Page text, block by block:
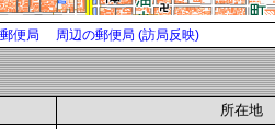
便局 周辺の郵便局 (訪局反映)
所在地